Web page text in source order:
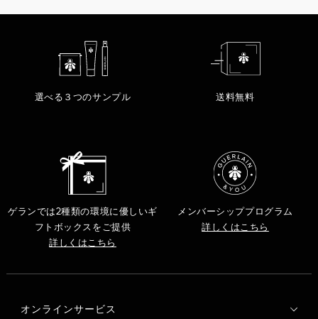
選べる３つのサンプル 送料無料
ゲランでは2種類の環境に優しいギ
フトボックスをご提供
詳しくはこちら
メンバーシッププログラム
詳しくはこちら
オンラインサービス